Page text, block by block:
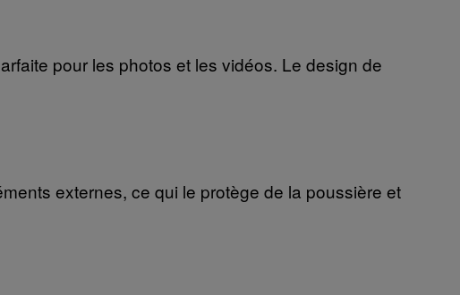
pour les photos et les vidéos. Le design de
externes, ce qui le protège de la poussière et